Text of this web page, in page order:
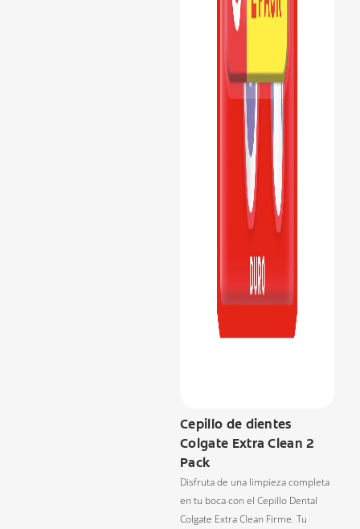
Cepillo de dientes
Colgate Extra Clean 2
Pack
Disfruta de una limpieza completa
en tu boca con el Cepillo Dental
Colgate Extra Clean Firme. Tu